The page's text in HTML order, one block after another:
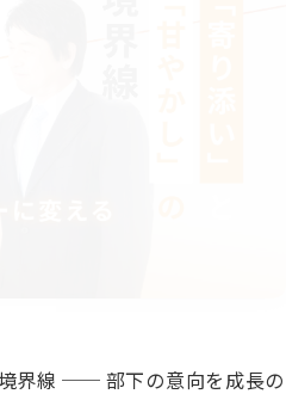
境界線 ── 部下の意向を成長の